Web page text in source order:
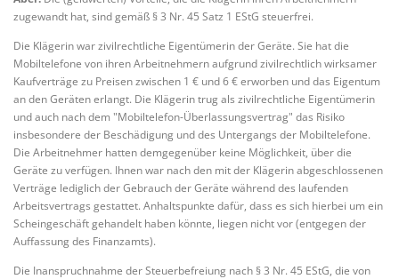
zugewandt hat, sind gemäß § 3 Nr. 45 Satz 1 EStG steuerfrei.
Die Klägerin war zivilrechtliche Eigentümerin der Geräte. Sie hat die
Mobiltelefone von ihren Arbeitnehmern aufgrund zivilrechtlich wirksamer
Kaufverträge zu Preisen zwischen 1 € und 6 € erworben und das Eigentum
an den Geräten erlangt. Die Klägerin trug als zivilrechtliche Eigentümerin
und auch nach dem "Mobiltelefon-Überlassungsvertrag" das Risiko
insbesondere der Beschädigung und des Untergangs der Mobiltelefone.
Die Arbeitnehmer hatten demgegenüber keine Möglichkeit, über die
Geräte zu verfügen. Ihnen war nach den mit der Klägerin abgeschlossenen
Verträge lediglich der Gebrauch der Geräte während des laufenden
Arbeitsvertrags gestattet. Anhaltspunkte dafür, dass es sich hierbei um ein
Scheingeschäft gehandelt haben könnte, liegen nicht vor (entgegen der
Auffassung des Finanzamts).
Die Inanspruchnahme der Steuerbefreiung nach § 3 Nr. 45 EStG, die von